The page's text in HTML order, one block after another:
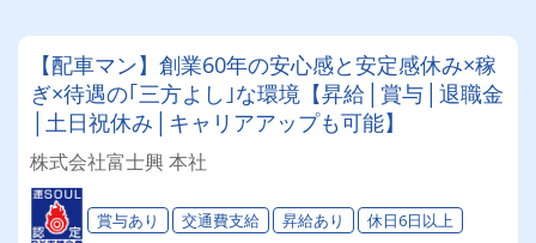
【配車マン】創業60年の安心感と安定感休み×稼
ぎ×待遇の｢三方よし｣な環境【昇給│賞与│退職金
│土日祝休み│キャリアアップも可能】
株式会社富士興 本社
賞与あり 交通費支給 昇給あり 休日6日以上